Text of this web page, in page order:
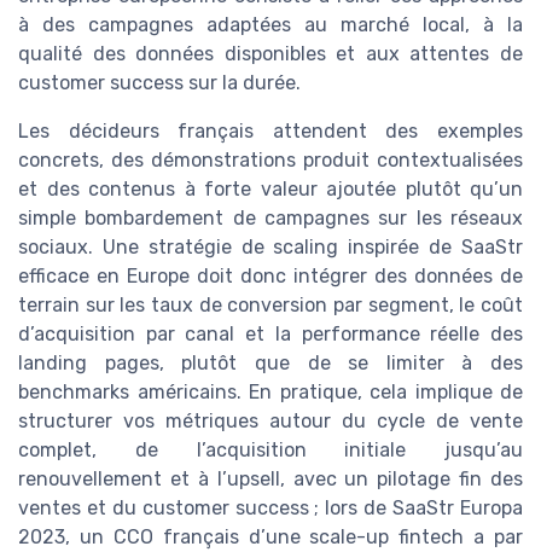
à des campagnes adaptées au marché local, à la
qualité des données disponibles et aux attentes de
customer success sur la durée.
Les décideurs français attendent des exemples
concrets, des démonstrations produit contextualisées
et des contenus à forte valeur ajoutée plutôt qu’un
simple bombardement de campagnes sur les réseaux
sociaux. Une stratégie de scaling inspirée de SaaStr
efficace en Europe doit donc intégrer des données de
terrain sur les taux de conversion par segment, le coût
d’acquisition par canal et la performance réelle des
landing pages, plutôt que de se limiter à des
benchmarks américains. En pratique, cela implique de
structurer vos métriques autour du cycle de vente
complet, de l’acquisition initiale jusqu’au
renouvellement et à l’upsell, avec un pilotage fin des
ventes et du customer success ; lors de SaaStr Europa
2023, un CCO français d’une scale-up fintech a par